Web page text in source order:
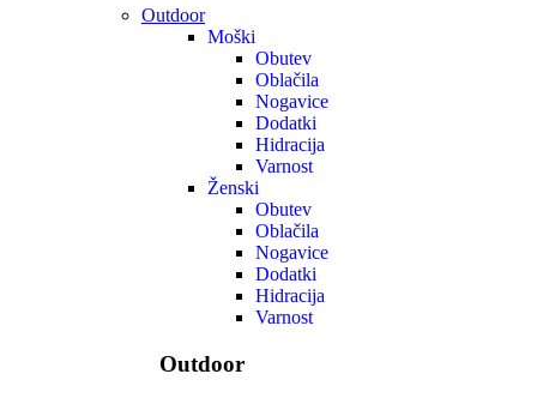
Outdoor
Moški
Obutev
Oblačila
Nogavice
Dodatki
Hidracija
Varnost
Ženski
Obutev
Oblačila
Nogavice
Dodatki
Hidracija
Varnost
Outdoor